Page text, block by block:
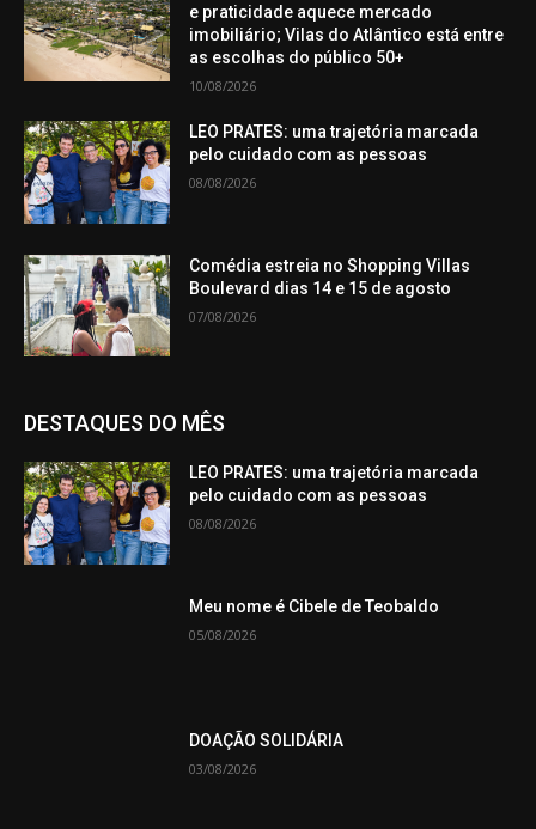
e praticidade aquece mercado
imobiliário; Vilas do Atlântico está entre
as escolhas do público 50+
10/08/2026
LEO PRATES: uma trajetória marcada
pelo cuidado com as pessoas
08/08/2026
Comédia estreia no Shopping Villas
Boulevard dias 14 e 15 de agosto
07/08/2026
DESTAQUES DO MÊS
LEO PRATES: uma trajetória marcada
pelo cuidado com as pessoas
08/08/2026
Meu nome é Cibele de Teobaldo
05/08/2026
DOAÇÃO SOLIDÁRIA
03/08/2026